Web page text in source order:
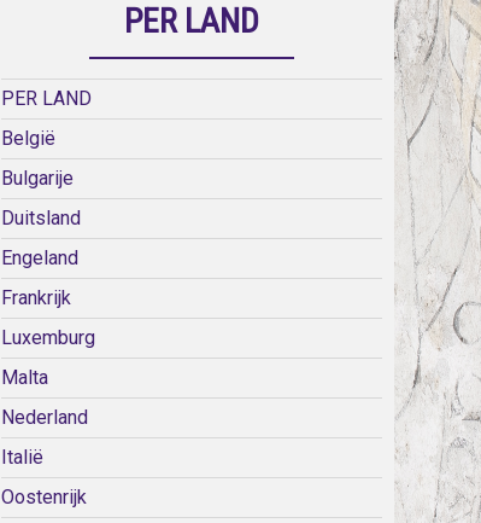
PER LAND
PER LAND
België
Bulgarije
Duitsland
Engeland
Frankrijk
Luxemburg
Malta
Nederland
Italië
Oostenrijk